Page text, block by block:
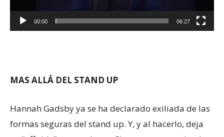
00:00 06:27
MAS ALLÁ DEL STAND UP
Hannah Gadsby ya se ha declarado exiliada de las
formas seguras del stand up. Y, y al hacerlo, deja